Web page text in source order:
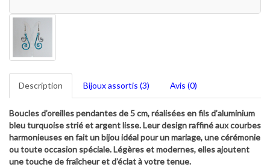
Description Bijoux assortis (3) Avis (0)
Boucles d’oreilles pendantes de 5 cm, réalisées en fils d’aluminium
bleu turquoise strié et argent lisse. Leur design raffiné aux courbes
harmonieuses en fait un bijou idéal pour un mariage, une cérémonie
ou toute occasion spéciale. Légères et modernes, elles ajoutent
une touche de fraîcheur et d’éclat à votre tenue.